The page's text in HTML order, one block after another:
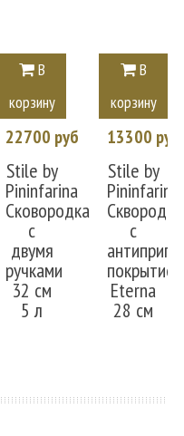
В
корзину
22700 руб
Stile by
Pininfarina
Сковородка
с
двумя
ручками
32 см
5 л
В
корзину
13300 руб
Stile by
Pininfarina
Сквородка
с
покрытием
Eterna
28 см